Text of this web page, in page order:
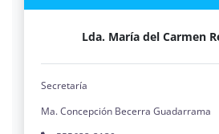
Lda. María del Carmen
Secretaría
Ma. Concepción Becerra Guadarrama